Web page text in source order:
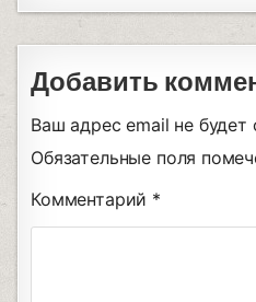
Добавить
Ваш адрес email не будет
Обязательные поля
Комментарий *